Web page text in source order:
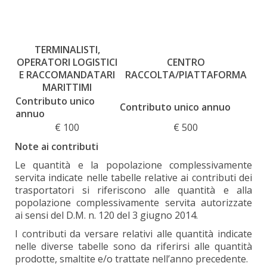
TERMINALISTI,
OPERATORI LOGISTICI
E RACCOMANDATARI
MARITTIMI
CENTRO
RACCOLTA/PIATTAFORMA
Contributo unico
annuo
Contributo unico annuo
€ 100
€ 500
Note ai contributi
Le quantità e la popolazione complessivamente
servita indicate nelle tabelle relative ai contributi dei
trasportatori si riferiscono alle quantità e alla
popolazione complessivamente servita autorizzate
ai sensi del D.M. n. 120 del 3 giugno 2014.
I contributi da versare relativi alle quantità indicate
nelle diverse tabelle sono da riferirsi alle quantità
prodotte, smaltite e/o trattate nell’anno precedente.